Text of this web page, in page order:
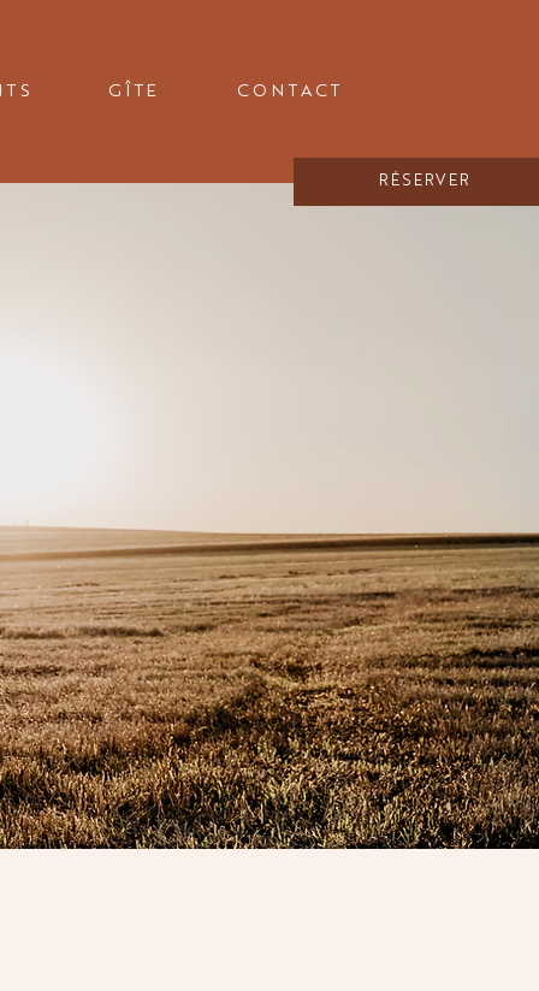
GÎTE CONTACT
RÉSERVER